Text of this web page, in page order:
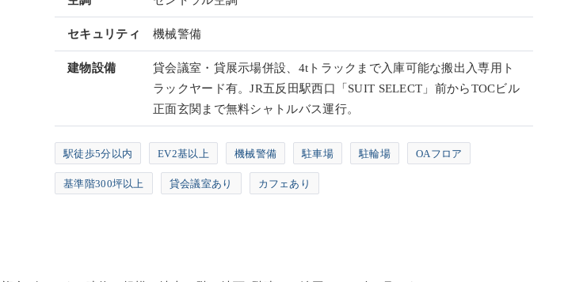
セキュリティ 機械警備
建物設備
貸会議室・貸展示場併設、4tトラックまで入庫可能な搬出入専用ト
ラックヤード有。JR五反田駅西口「SUIT SELECT」前からTOCビル
正面玄関まで無料シャトルバス運行。
駅徒歩5分以内 EV2基以上 機械警備 駐車場 駐輪場 OAフロア
基準階300坪以上 貸会議室あり カフェあり